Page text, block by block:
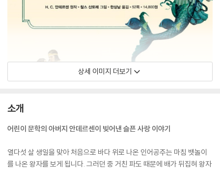
상세 이미지 더보기
소개
어린이 문학의 아버지 안데르센이 빚어낸 슬픈 사랑 이야기
열다섯 살 생일을 맞아 처음으로 바다 위로 나온 인어공주는 마침 뱃놀이
를 나온 왕자를 보게 됩니다. 그러던 중 거친 파도 때문에 배가 뒤집혀 왕자